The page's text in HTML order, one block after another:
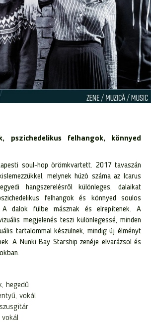
pszichedelikus felhangok, könnyed
soul-hop örömkvartett. 2017 tavaszán
melynek húzó száma az Icarus
hangszerelésről különleges, dalaikat
felhangok és könnyed soulos
A dalok fülbe másznak és elrepítenek. A
megjelenés teszi különlegessé, minden
tartalommal készülnek, mindig új élményt
A Nunki Bay Starship zenéje elvarázsol és
hegedű
vokál
vokál